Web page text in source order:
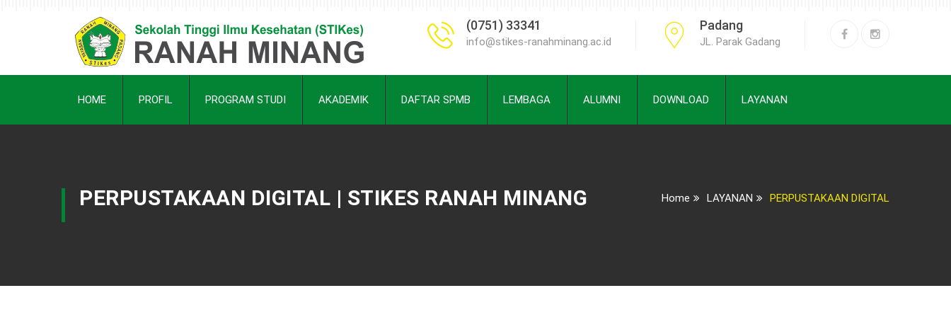
(0751) 33341
info@stikes-ranahminang.ac.id
Padang
JL. Parak Gadang
HOME PROFIL PROGRAM STUDI AKADEMIK DAFTAR SPMB LEMBAGA ALUMNI DOWNLOAD LAYANAN
PERPUSTAKAAN DIGITAL | STIKES RANAH MINANG Home LAYANAN PERPUSTAKAAN DIGITAL